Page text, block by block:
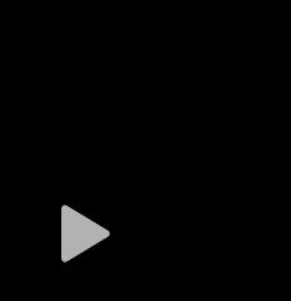
Play